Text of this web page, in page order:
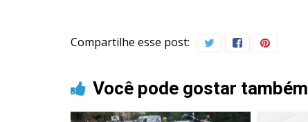
Compartilhe esse post:
Você pode gostar também